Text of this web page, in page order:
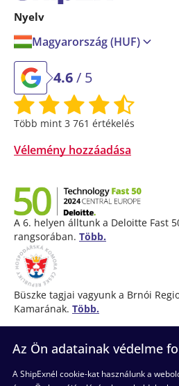
Nyelv
Magyarország (HUF)
4.6/ 5
Több mint 3 761 értékelés
Vélemény hozzáadása
A 6. helyen álltunk a Deloitte Fast
rangsorában. Több.
Büszke tagjai vagyunk a Brnói
Kamarának. Több.
Az Ön adatainak védelme
A ShipExnél cookie-kat használunk a